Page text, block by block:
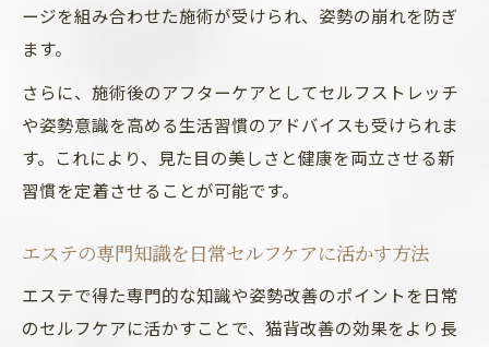
ージを組み合わせた施術が受けられ、姿勢の崩れを防ぎ
ます。
さらに、施術後のアフターケアとしてセルフストレッチ
や姿勢意識を高める生活習慣のアドバイスも受けられま
す。これにより、見た目の美しさと健康を両立させる新
習慣を定着させることが可能です。
エステの専門知識を日常セルフケアに活かす方法
エステで得た専門的な知識や姿勢改善のポイントを日常
のセルフケアに活かすことで、猫背改善の効果をより長